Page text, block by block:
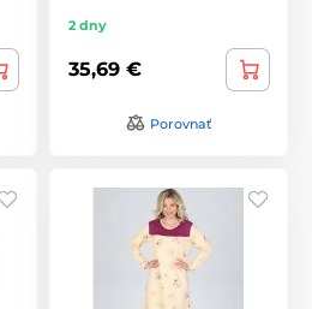
2 dny
35,69 €
Porovnať